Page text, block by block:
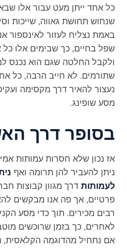
כל אחד ייתן מעט עבור אלו
שנחוש תחושת גאווה, שייכות
באמת נצליח לעזור לאינספור
שפל בחיים, כך שבימים אלו כל
ולקבל החלטה שגם הוא נכנס
שתורמים. לא חייב הרבה, כל אחד
נעצור להאיר דרך מקסימה
מסע שופינג.
בסופר דרך
אז נכון שלא חסרות עמותות
ניתן להעביר להן תרומה ואף
לעמותותדרך מגוון קבוצות
פרטיים, אך פה אנו מבקשים
רבים מכירים. תוך כדי מסע
לאחרים, כך בזמן שרוכשים
אם נתחיל מהדוגמה הקלאסית,